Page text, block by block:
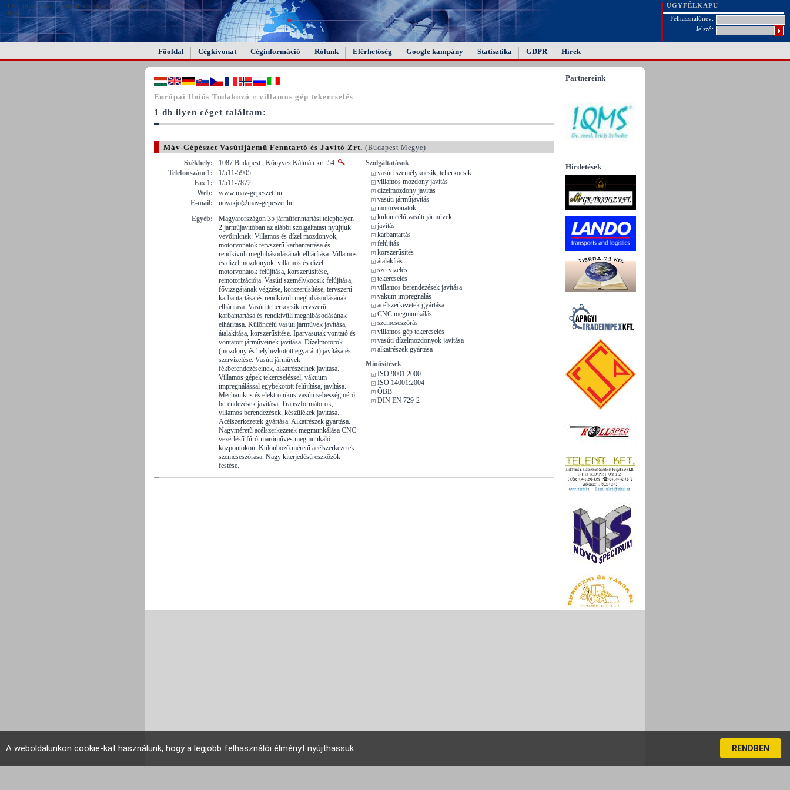
FAIL (the browser should render some flash content, not
this).
ÜGYFÉLKAPU
Felhasználónév:
Jelszó:
Főoldal Cégkivonat Céginformáció Rólunk Elérhetőség Google kampány Statisztika GDPR Hírek
Európai Uniós Tudakozó « villamos gép tekercselés
1 db ilyen céget találtam:
Máv-Gépészet Vasútijármű Fenntartó és Javító Zrt. (Budapest Megye)
Székhely:
1087 Budapest , Könyves Kálmán krt. 54.
Telefonszám 1:
1/511-5905
Fax 1:
1/511-7872
Web:
www.mav-gepeszet.hu
E-mail:
novakjo@mav-gepeszet.hu
Egyéb:
Magyarországon 35 járműfenntartási telephelyen
2 járműjavítóban az alábbi szolgáltatást nyújtjuk
vevőinknek: Villamos és dízel mozdonyok,
motorvonatok tervszerű karbantartása és
rendkívüli meghibásodásának elhárítása. Villamos
és dízel mozdonyok, villamos és dízel
motorvonatok felújítása, korszerűsítése,
remotorizációja. Vasúti személykocsik felújítása,
fővizsgájának végzése, korszerűsítése, tervszerű
karbantartása és rendkívüli meghibásodásának
elhárítása. Vasúti teherkocsik tervszerű
karbantartása és rendkívüli meghibásodásának
elhárítása. Különcélú vasúti járművek javítása,
átalakítása, korszerűsítése. Iparvasutak vontató és
vontatott járműveinek javítása. Dízelmotorok
(mozdony és helyhezkötött egyaránt) javítása és
szervizelése. Vasúti járművek
fékberendezéseinek, alkatrészeinek javítása.
Villamos gépek tekercseléssel, vákuum
impregnálással egybekötött felújítása, javítása.
Mechanikus és elektronikus vasúti sebességmérő
berendezések javítása. Transzformátorok,
villamos berendezések, készülékek javítása.
Acélszerkezetek gyártása. Alkatrészek gyártása.
Nagyméretű acélszerkezetek megmunkálása CNC
vezérlésű fúró-maróműves megmunkáló
központokon. Különböző méretű acélszerkezetek
szemcseszórása. Nagy kiterjedésű eszközök
festése.
Szolgáltatások
vasúti személykocsik, teherkocsik
villamos mozdony javítás
dízelmozdony javítás
vasúti járműjavítás
motorvonatok
külön célú vasúti járművek
javítás
karbantartás
felújítás
korszerűsítés
átalakítás
szervizelés
tekercselés
villamos berendezések javítása
vákum impregnálás
acélszerkezetek gyártása
CNC megmunkálás
szemcseszórás
villamos gép tekercselés
vasúti dízelmozdonyok javítása
alkatrészek gyártása
Minősítések
ISO 9001:2000
ISO 14001:2004
ÖBB
DIN EN 729-2
Partnereink
Hirdetések
A weboldalunkon cookie-kat használunk, hogy a legjobb felhasználói élményt nyújthassuk RENDBEN